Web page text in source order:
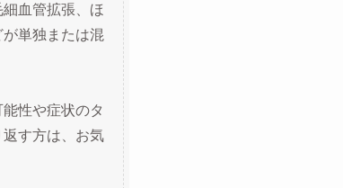
血管拡張、ほ
単独または混
性や症状のタ
す方は、お気